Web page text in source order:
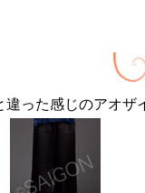
った感じのアオザ